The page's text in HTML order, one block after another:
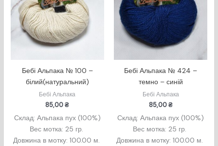
Бебі Альпака № 100 –
білий(натуральний)
Бебі Альпака
85,00₴
Склад: Альпака пух (100%)
Вес мотка: 25 гр.
Довжина в мотку: 100.00 м.
Бебі Альпака № 424 –
темно – синій
Бебі Альпака
85,00₴
Склад: Альпака пух (100%)
Вес мотка: 25 гр.
Довжина в мотку: 100.00 м.